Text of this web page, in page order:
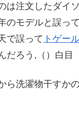
は注文したダイ
のモデルと誤っ
で誤って トゲー
だろう,（）白目
ら洗濯物干すか